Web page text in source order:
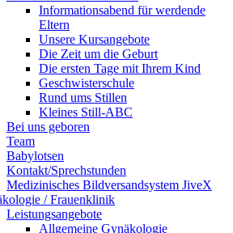
Informationsabend für werdende
Eltern
Unsere Kursangebote
Die Zeit um die Geburt
Die ersten Tage mit Ihrem Kind
Geschwisterschule
Rund ums Stillen
Kleines Still-ABC
Bei uns geboren
Team
Babylotsen
Kontakt/Sprechstunden
Medizinisches Bildversandsystem JiveX
/ Frauenklinik
Leistungsangebote
Allgemeine Gynäkologie